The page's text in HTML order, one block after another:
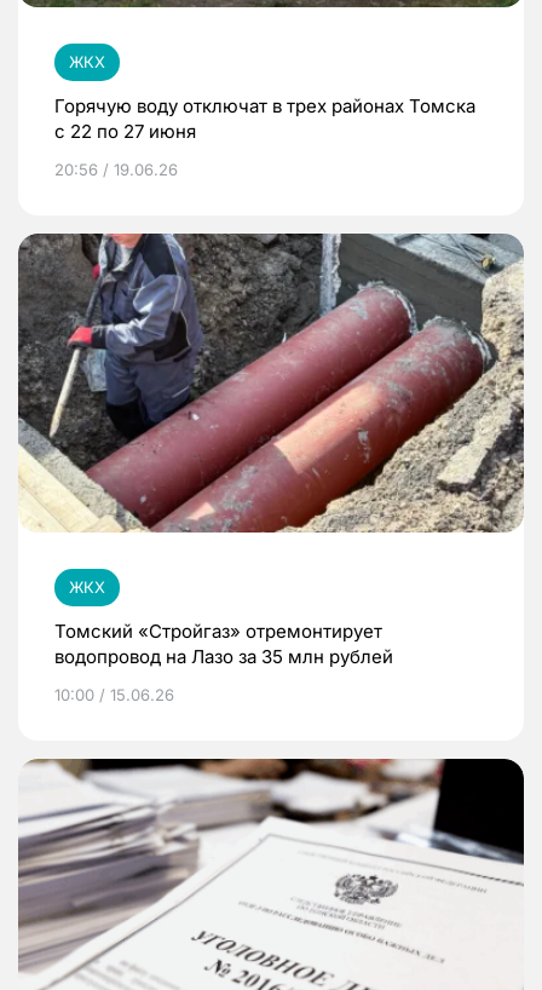
ЖКХ
Горячую воду отключат в трех районах Томска
с 22 по 27 июня
20:56 / 19.06.26
ЖКХ
Томский «Стройгаз» отремонтирует
водопровод на Лазо за 35 млн рублей
10:00 / 15.06.26